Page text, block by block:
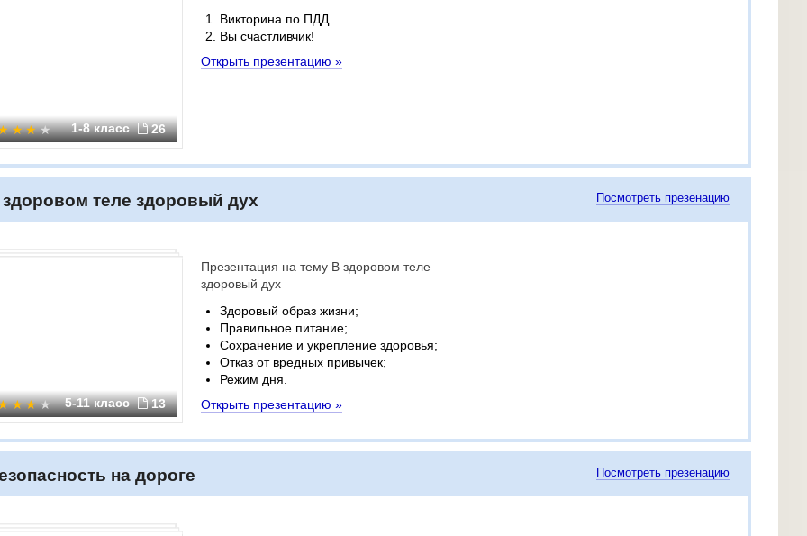
1-8 класс 26
Викторина по ПДД
Вы счастливчик!
Открыть презентацию »
теле здоровый дух Посмотреть презенацию
5-11 класс 13
Презентация на тему В здоровом теле
здоровый дух
Здоровый образ жизни;
Правильное питание;
Сохранение и укрепление здоровья;
Отказ от вредных привычек;
Режим дня.
Открыть презентацию »
на дороге Посмотреть презенацию